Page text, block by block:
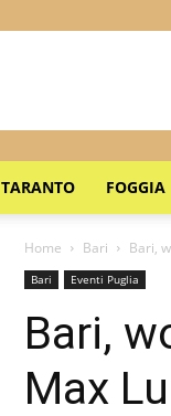
TARANTO FOGGIA
Home Bari Bari,
Bari Eventi Puglia
Bari,
Max